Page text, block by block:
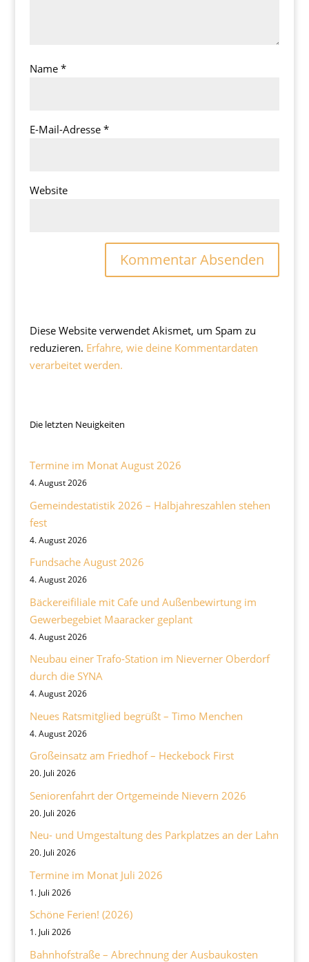
Name *
E-Mail-Adresse *
Website
Diese Website verwendet Akismet, um Spam zu
reduzieren. Erfahre, wie deine Kommentardaten
verarbeitet werden.
Die letzten Neuigkeiten
Termine im Monat August 2026
4. August 2026
Gemeindestatistik 2026 – Halbjahreszahlen stehen
fest
4. August 2026
Fundsache August 2026
4. August 2026
Bäckereifiliale mit Cafe und Außenbewirtung im
Gewerbegebiet Maaracker geplant
4. August 2026
Neubau einer Trafo-Station im Nieverner Oberdorf
durch die SYNA
4. August 2026
Neues Ratsmitglied begrüßt – Timo Menchen
4. August 2026
Großeinsatz am Friedhof – Heckebock First
20. Juli 2026
Seniorenfahrt der Ortgemeinde Nievern 2026
20. Juli 2026
Neu- und Umgestaltung des Parkplatzes an der Lahn
20. Juli 2026
Termine im Monat Juli 2026
1. Juli 2026
Schöne Ferien! (2026)
1. Juli 2026
Bahnhofstraße – Abrechnung der Ausbaukosten